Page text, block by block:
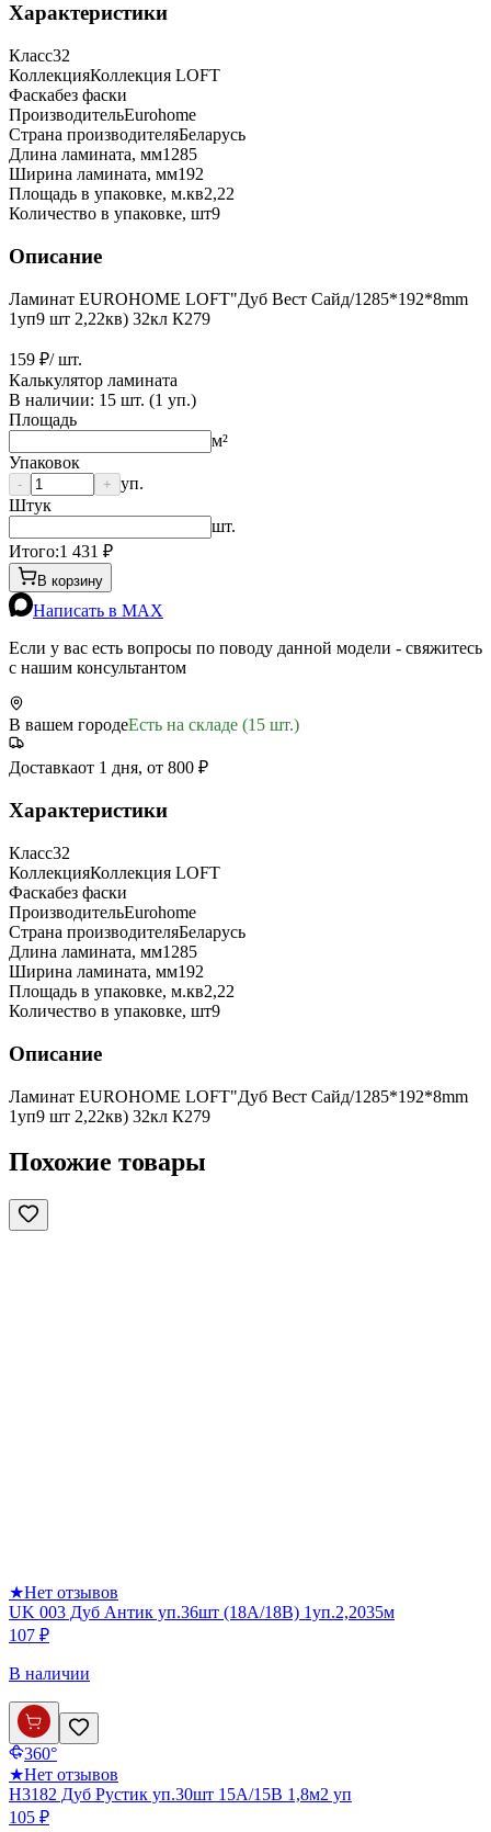
Характеристики
Класс32
КоллекцияКоллекция LOFT
Фаскабез фаски
ПроизводительEurohome
Страна производителяБеларусь
Длина ламината, мм1285
Ширина ламината, мм192
Площадь в упаковке, м.кв2,22
Количество в упаковке, шт9
Описание
Ламинат EUROHOME LOFT"Дуб Вест Сайд/1285*192*8mm
1уп9 шт 2,22кв) 32кл К279
159 ₽/ шт.
Калькулятор ламината
В наличии: 15 шт. (1 уп.)
Площадь
м²
Упаковок
- + уп.
Штук
шт.
Итого:1 431 ₽
В корзину
Написать в MAX
Если у вас есть вопросы по поводу данной модели - свяжитесь
с нашим консультантом
В вашем городеЕсть на складе (15 шт.)
Доставкаот 1 дня, от 800 ₽
Характеристики
Класс32
КоллекцияКоллекция LOFT
Фаскабез фаски
ПроизводительEurohome
Страна производителяБеларусь
Длина ламината, мм1285
Ширина ламината, мм192
Площадь в упаковке, м.кв2,22
Количество в упаковке, шт9
Описание
Ламинат EUROHOME LOFT"Дуб Вест Сайд/1285*192*8mm
1уп9 шт 2,22кв) 32кл К279
Похожие товары
★Нет отзывов
UK 003 Дуб Антик уп.36шт (18А/18В) 1уп.2,2035м
107 ₽
В наличии
360°
★Нет отзывов
Н3182 Дуб Рустик уп.30шт 15А/15В 1,8м2 уп
105 ₽